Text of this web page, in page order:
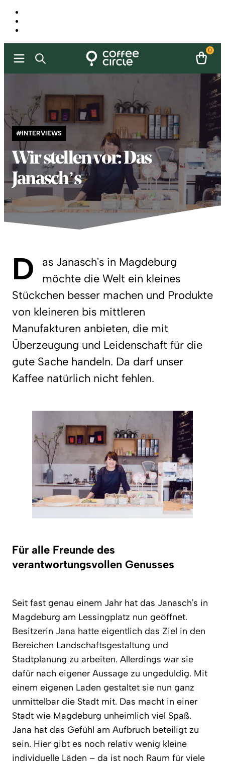
0
#INTERVIEWS
Wir stellen vor: Das
Janasch’s
D
as Janasch’s in Magdeburg
möchte die Welt ein kleines
Stückchen besser machen und Produkte
von kleineren bis mittleren
Manufakturen anbieten, die mit
Überzeugung und Leidenschaft für die
gute Sache handeln. Da darf unser
Kaffee natürlich nicht fehlen.
Für alle Freunde des
verantwortungsvollen Genusses
Seit fast genau einem Jahr hat das Janasch’s in
Magdeburg am Lessingplatz nun geöffnet.
Besitzerin Jana hatte eigentlich das Ziel in den
Bereichen Landschaftsgestaltung und
Stadtplanung zu arbeiten. Allerdings war sie
dafür nach eigener Aussage zu ungeduldig. Mit
einem eigenen Laden gestaltet sie nun ganz
unmittelbar die Stadt mit. Das macht in einer
Stadt wie Magdeburg unheimlich viel Spaß.
Jana hat das Gefühl am Aufbruch beteiligt zu
sein. Hier gibt es noch relativ wenig kleine
individuelle Läden – da ist noch Raum für viele